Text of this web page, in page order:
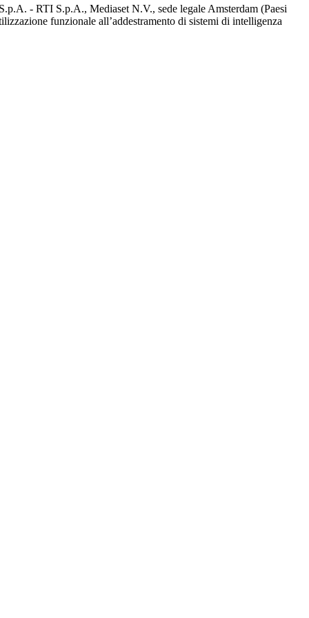
- RTI S.p.A., Mediaset N.V., sede legale Amsterdam (Paesi
funzionale all’addestramento di sistemi di intelligenza